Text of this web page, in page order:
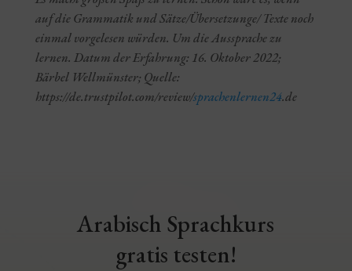
auf die Grammatik und Sätze/Übersetzunge/ Texte noch
einmal vorgelesen würden. Um die Aussprache zu
lernen. Datum der Erfahrung: 16. Oktober 2022;
Bärbel Wellmünster; Quelle:
https://de.trustpilot.com/review/sprachenlernen24.de
Arabisch Sprachkurs
gratis testen!